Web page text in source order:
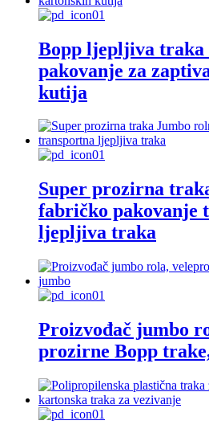
Bopp ljepljiva traka
pakovanje za
kutija
Super prozirna
fabričko pakovanje
ljepljiva traka
Proizvođač jumbo
prozirne Bopp